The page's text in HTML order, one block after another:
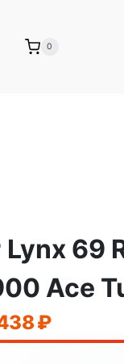
0
Lynx 69
Ace
₽Текущая
цена: